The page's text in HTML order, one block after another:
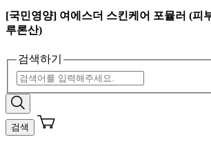
[국민영양] 여에스더 스킨케어 포뮬러 (피
루론산)
검색하기
검색